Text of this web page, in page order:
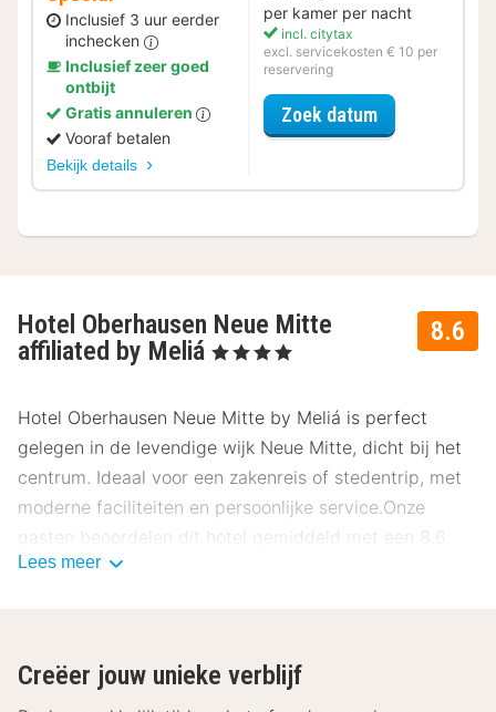
Inclusief 3 uur eerder
inchecken
Inclusief zeer goed
ontbijt
Gratis annuleren
Vooraf betalen
Bekijk details
per kamer per nacht
incl. citytax
excl. servicekosten € 10 per
reservering
Zoek datumvoor Early
8.6
Hotel Oberhausen Neue Mitte
affiliated by Meliá , 4 Sterren
Hotel Oberhausen Neue Mitte by Meliá is perfect
gelegen in de levendige wijk Neue Mitte, dicht bij het
centrum. Ideaal voor een zakenreis of stedentrip, met
moderne faciliteiten en persoonlijke service.Onze
gasten beoordelen dit hotel gemiddeld met een 8.6.
km afstand. Tegenover het hotel is het grootste winkel-
Lees meer
Creëer jouw unieke verblijf